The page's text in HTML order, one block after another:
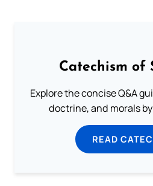
Catechism of
Explore the concise Q&A
doctrine, and morals by
READ